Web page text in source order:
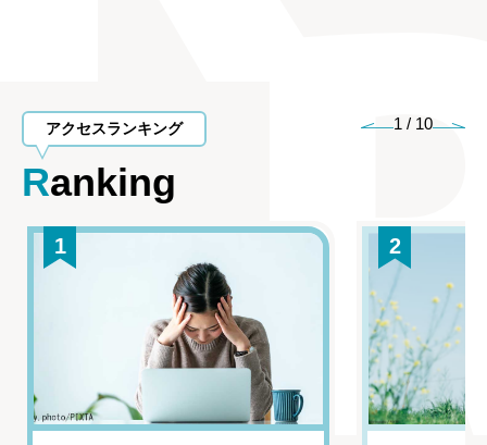
アクセスランキング
Ranking
1 / 10
1 2